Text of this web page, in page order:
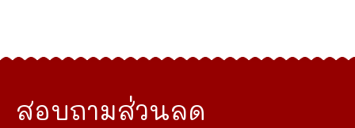
สอบถามส่วนลด